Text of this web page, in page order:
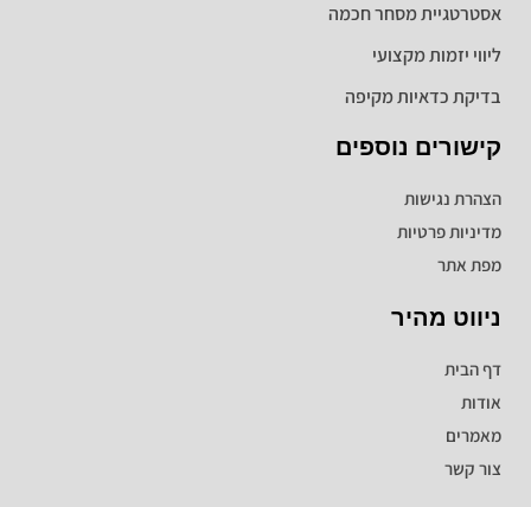
ניווט מהיר
דף הבית
אודות
מאמרים
צור קשר
קישורים נוספים
הצהרת נגישות
מדיניות פרטיות
מפת אתר
אסטרטגיית מסחר חכמה
ליווי יזמות מקצועי
בדיקת כדאיות מקיפה